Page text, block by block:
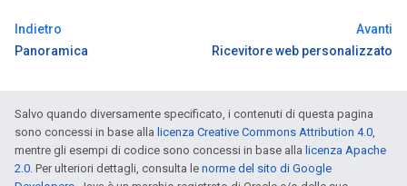
Indietro
Panoramica
Avanti
Ricevitore web personalizzato
Salvo quando diversamente specificato, i contenuti di questa pagina
sono concessi in base alla licenza Creative Commons Attribution 4.0
mentre gli esempi di codice sono concessi in base alla licenza Apache
2.0 . Per ulteriori dettagli, consulta le norme del sito di Google